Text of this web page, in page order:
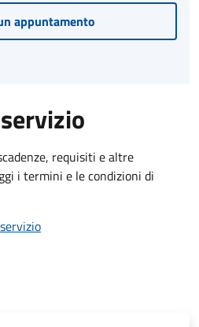
appuntamento
requisiti e altre
i termini e le condizioni di